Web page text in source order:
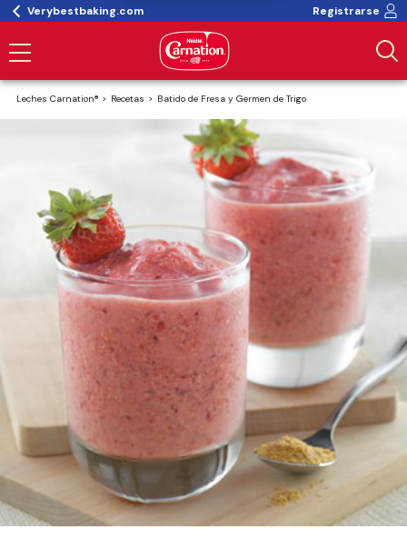
Verybestbaking.com Registrarse
Leches Carnation® Recetas Batido de Fresa y Germen de Trigo